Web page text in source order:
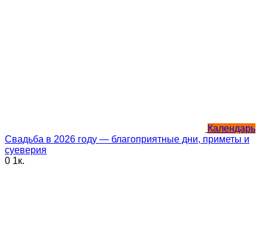
Календарь
Свадьба в 2026 году — благоприятные дни, приметы и
суеверия
0 1к.